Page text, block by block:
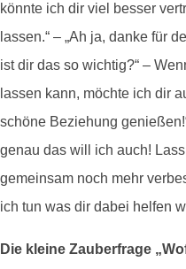
könnte ich dir viel besser
lassen.“ – „Ah ja, danke für
ist dir das so wichtig?“ –
lassen kann, möchte ich dir
schöne Beziehung
genau das will ich auch!
gemeinsam noch mehr
ich tun was dir dabei helfen
Die kleine Zauberfrage